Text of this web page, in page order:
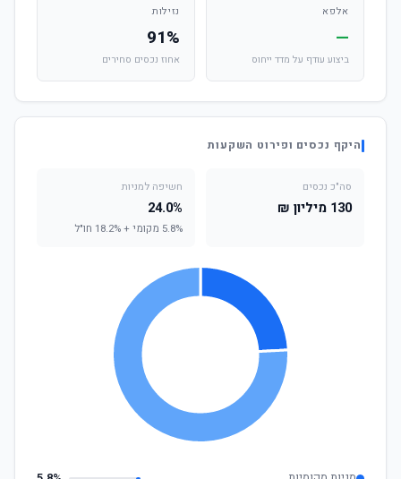
אלפא
—
ביצוע עודף על מדד ייחוס
נזילות
91%
אחוז נכסים סחירים
היקף נכסים ופירוט השקעות
סה"כ נכסים
130 מיליון ₪
חשיפה למניות
24.0%
5.8% מקומי + 18.2% חו"ל